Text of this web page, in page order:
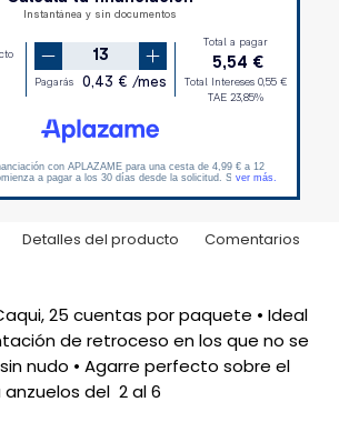
Detalles del producto Comentarios
25 cuentas por paquete • Ideal
de retroceso en los que no se
nudo • Agarre perfecto sobre el
anzuelos del 2 al 6